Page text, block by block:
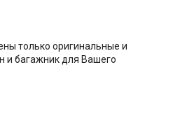
только оригинальные и
и багажник для Вашего